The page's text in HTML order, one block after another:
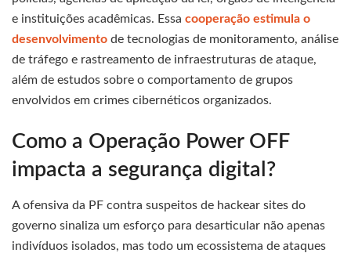
e instituições acadêmicas. Essa cooperação estimula o
desenvolvimento de tecnologias de monitoramento, análise
de tráfego e rastreamento de infraestruturas de ataque,
além de estudos sobre o comportamento de grupos
envolvidos em crimes cibernéticos organizados.
Como a Operação Power OFF
impacta a segurança digital?
A ofensiva da PF contra suspeitos de hackear sites do
governo sinaliza um esforço para desarticular não apenas
indivíduos isolados, mas todo um ecossistema de ataques